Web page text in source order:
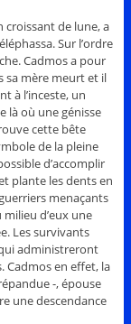
croissant de lune, a
Sur l’ordre
Cadmos a pour
sa mère meurt et il
à l’inceste, un
là où une génisse
cette bête
de la pleine
d’accomplir
plante les dents en
menaçants
milieu d’eux une
Les survivants
administreront
Cadmos en effet, la
-, épouse
une descendance